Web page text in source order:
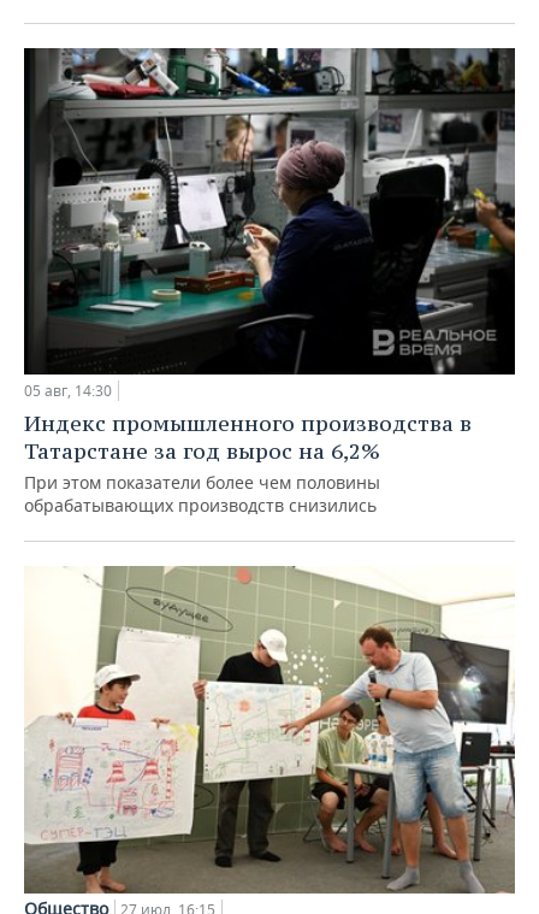
05 авг, 14:30
Индекс промышленного производства в
Татарстане за год вырос на 6,2%
При этом показатели более чем половины
обрабатывающих производств снизились
Общество 27 июл, 16:15